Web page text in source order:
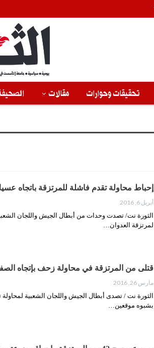
تحقيقات وحوارات مقالات
إحباط محاولة تقدم فاشلة للمرتزقة باتجاه
أبريل 6, 2016
لمرتزقة العدوان…
قتلى من المرتزقة في محاولة زحف بإتجاه
مارس 26, 2016
الثورة نت / تصدى أبطال الجيش واللجان الشعبية
بشبوه موقعين…